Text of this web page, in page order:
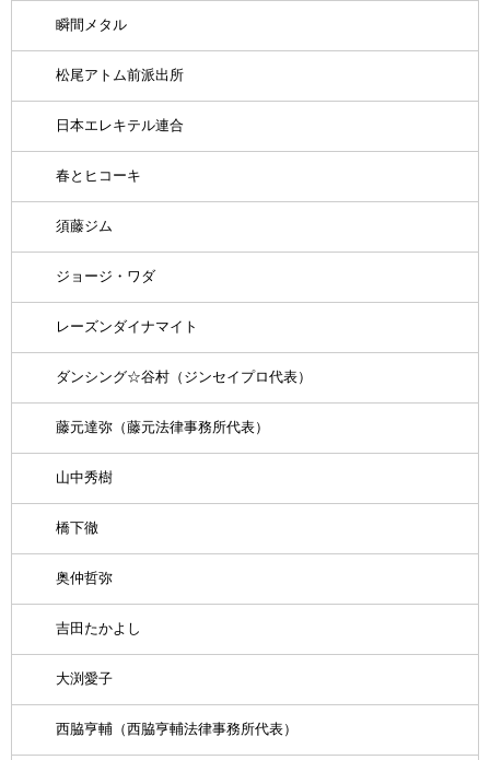
瞬間メタル
松尾アトム前派出所
日本エレキテル連合
春とヒコーキ
須藤ジム
ジョージ・ワダ
レーズンダイナマイト
ダンシング☆谷村（ジンセイプロ代表）
藤元達弥（藤元法律事務所代表）
山中秀樹
橋下徹
奥仲哲弥
吉田たかよし
大渕愛子
西脇亨輔（西脇亨輔法律事務所代表）